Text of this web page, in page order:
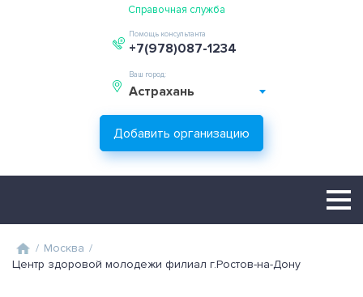
Справочная служба
Помощь консультанта
+7(978)087-1234
Ваш город:
Астрахань
Добавить организацию
/ Москва /
Центр здоровой молодежи филиал г.Ростов-на-Дону